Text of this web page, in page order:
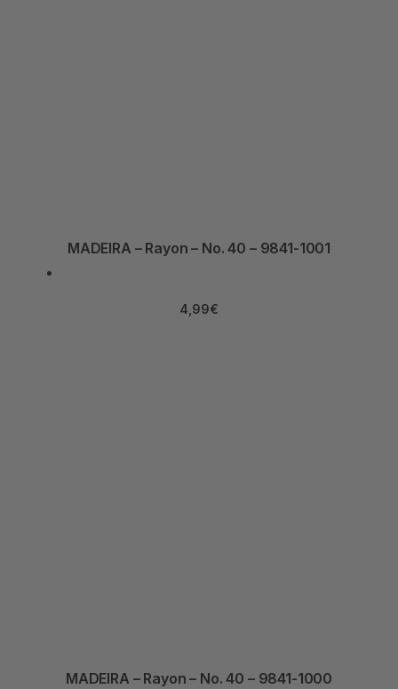
MADEIRA – Rayon – No. 40 – 9841-1001
4,99€
MADEIRA – Rayon – No. 40 – 9841-1000